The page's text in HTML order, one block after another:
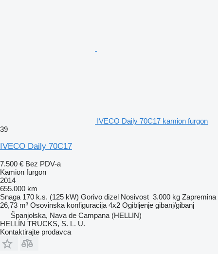
IVECO Daily 70C17 kamion furgon
39
IVECO Daily 70C17
7.500 € Bez PDV-a
Kamion furgon
2014
655.000 km
Snaga 170 k.s. (125 kW) Gorivo dizel Nosivost 3.000 kg Zapremina
26,73 m³ Osovinska konfiguracija 4x2 Ogibljenje gibanj/gibanj
Španjolska, Nava de Campana (HELLIN)
HELLÍN TRUCKS, S. L. U.
Kontaktirajte prodavca